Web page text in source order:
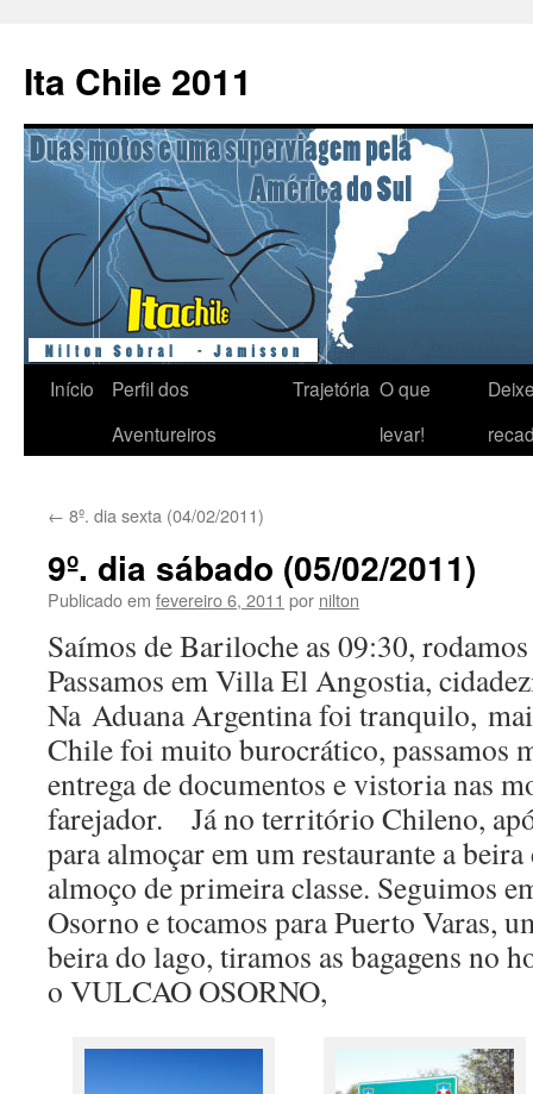
conteúdo
Ita Chile 2011
Início
Perfil dos
Aventureiros
Trajetória O que
levar!
← 8º. dia sexta (04/02/2011)
9º. dia sábado (05/02/2011)
Publicado em fevereiro 6, 2011 por nilton
Saímos de Bariloche as 09:30,
Passamos em Villa El Angostia,
Na Aduana Argentina foi tranquilo,
Chile foi muito burocrático, passamos
entrega de documentos e vistoria nas
farejador. Já no território Chileno,
para almoçar em um restaurante a
almoço de primeira classe. Seguimos
Osorno e tocamos para Puerto Varas,
beira do lago, tiramos as bagagens no
o VULCAO OSORNO,